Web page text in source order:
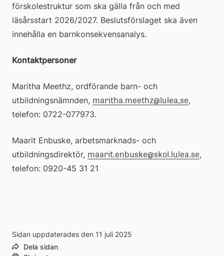
förskolestruktur som ska gälla från och med
läsårsstart 2026/2027. Beslutsförslaget ska även
innehålla en barnkonsekvensanalys.
Kontaktpersoner
Maritha Meethz, ordförande barn- och
utbildningsnämnden, maritha.meethz@lulea,se,
telefon: 0722-077973.
Maarit Enbuske, arbetsmarknads- och
utbildningsdirektör, maarit.enbuske@skol.lulea.se,
telefon: 0920-45 31 21
Sidan uppdaterades den 11 juli 2025
Dela sidan